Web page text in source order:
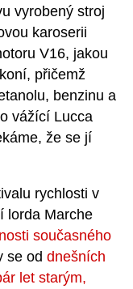
vyrobený stroj
karoserii
V16, jakou
přičemž
benzinu a
vážící Lucca
že se jí
rychlosti v
lorda Marche
současného
se od dnešních
let starým,